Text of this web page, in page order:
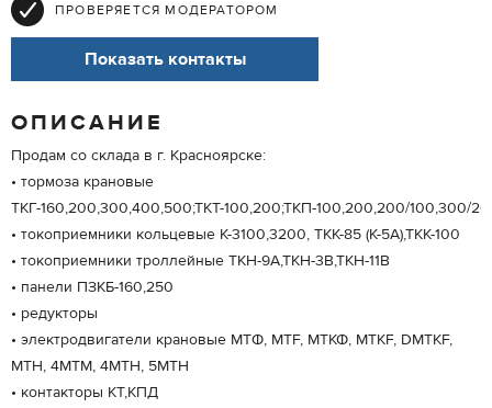
ПРОВЕРЯЕТСЯ МОДЕРАТОРОМ
Показать контакты
ОПИСАНИЕ
Продам со склада в г. Красноярске:
• тормоза крановые
ТКГ-160,200,300,400,500;ТКТ-100,200;ТКП-100,200,200/100,300/
• токоприемники кольцевые К-3100,3200, ТКК-85 (К-5А),ТКК-100
• токоприемники троллейные ТКН-9А,ТКН-3В,ТКН-11В
• панели ПЗКБ-160,250
• редукторы
• электродвигатели крановые МТФ, MTF, МТКФ, MTKF, DMTKF,
МТН, 4МТМ, 4МТН, 5МТН
• контакторы КТ,КПД